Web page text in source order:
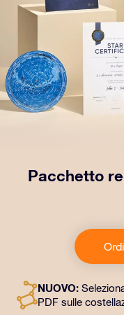
Pacchetto
regalo OSR!
busta e documenti
di tua scelta, oltre a
eterno
NUOVO:
PDF sulle